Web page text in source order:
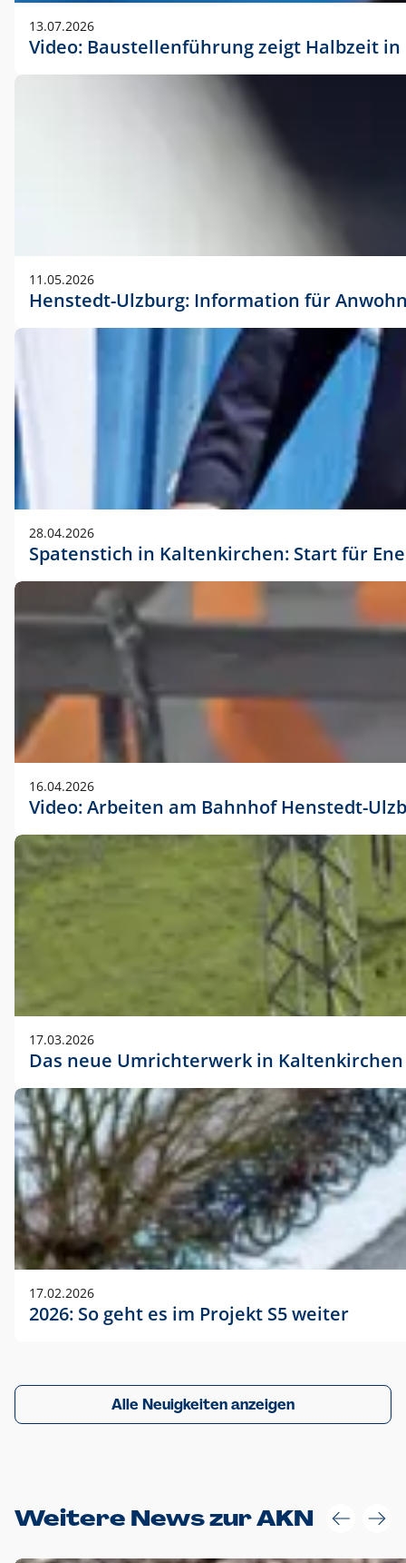
13.07.2026
Video: Baustellenführung zeigt Halbzeit
11.05.2026
Henstedt-Ulzburg: Information für
28.04.2026
Spatenstich in Kaltenkirchen: Start für
16.04.2026
Video: Arbeiten am Bahnhof Henstedt-
17.03.2026
Das neue Umrichterwerk in Kaltenkirchen
17.02.2026
2026: So geht es im Projekt S5 weiter
Alle Neuigkeiten anzeigen
Weitere News zur AKN